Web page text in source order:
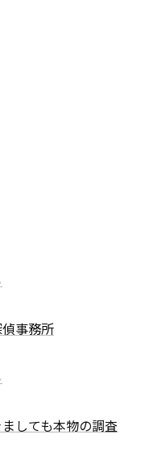
事務所
しても本物の調査